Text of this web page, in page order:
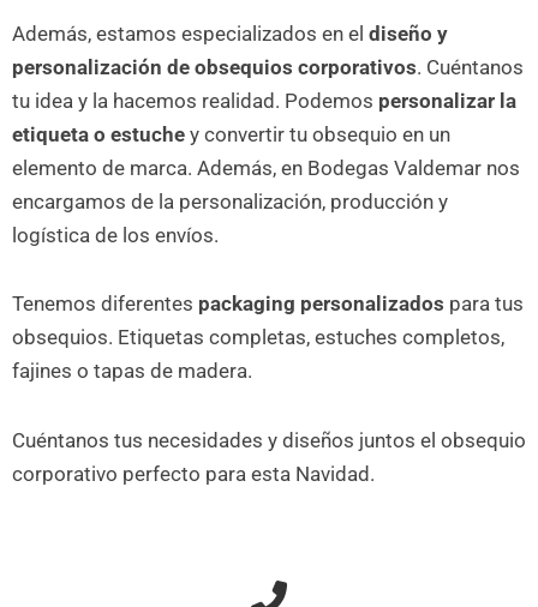
Además, estamos especializados en el diseño y
personalización de obsequios corporativos. Cuéntanos
tu idea y la hacemos realidad. Podemos personalizar la
etiqueta o estuche y convertir tu obsequio en un
elemento de marca. Además, en Bodegas Valdemar nos
encargamos de la personalización, producción y
logística de los envíos.
Tenemos diferentes packaging personalizados para tus
obsequios. Etiquetas completas, estuches completos,
fajines o tapas de madera.
Cuéntanos tus necesidades y diseños juntos el obsequio
corporativo perfecto para esta Navidad.